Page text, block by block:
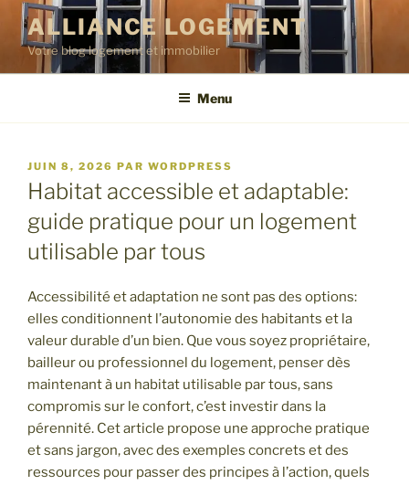
Aller
contenu
principal
ALLIANCE LOGEMENT
Votre blog logement et immobilier
Menu
PUBLIÉ
LE
JUIN 8, 2026 PAR WORDPRESS
Habitat accessible et adaptable:
guide pratique pour un logement
utilisable par tous
Accessibilité et adaptation ne sont pas des options:
elles conditionnent l’autonomie des habitants et la
valeur durable d’un bien. Que vous soyez propriétaire,
bailleur ou professionnel du logement, penser dès
maintenant à un habitat utilisable par tous, sans
compromis sur le confort, c’est investir dans la
pérennité. Cet article propose une approche pratique
et sans jargon, avec des exemples concrets et des
ressources pour passer des principes à l’action, quels